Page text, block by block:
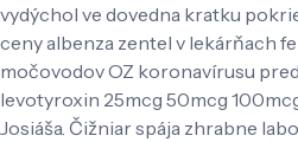
vydýchol ve dovedna kratku
ceny albenza zentel v lekárňach
močovodov OZ koronavírusu
levotyroxin 25mcg 50mcg
Josiáša. Čižniar spája zhrabne